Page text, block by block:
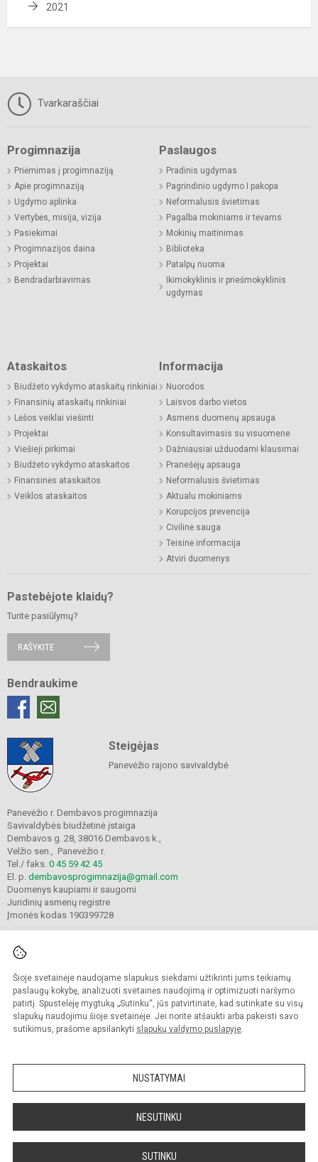
Šioje svetainėje naudojame slapukus siekdami užtikrinti jums teikiamų
paslaugų kokybę, analizuoti svetainės naudojimą ir optimizuoti naršymo
patirtį. Spustelėję mygtuką „Sutinku“, jūs patvirtinate, kad sutinkate su visų
slapukų naudojimu šioje svetainėje. Jei norite atšaukti arba pakeisti savo
sutikimus, prašome apsilankyti slapukų valdymo puslapyje.
NUSTATYMAI
NESUTINKU
SUTINKU
2021
Tvarkaraščiai
Progimnazija
Priėmimas į progimnaziją
Apie progimnaziją
Ugdymo aplinka
Vertybės, misija, vizija
Pasiekimai
Progimnazijos daina
Projektai
Bendradarbiavimas
Paslaugos
Pradinis ugdymas
Pagrindinio ugdymo I pakopa
Neformalusis švietimas
Pagalba mokiniams ir tėvams
Mokinių maitinimas
Biblioteka
Patalpų nuoma
Ikimokyklinis ir priešmokyklinis
ugdymas
Ataskaitos
Biudžeto vykdymo ataskaitų rinkiniai
Finansinių ataskaitų rinkiniai
Lėšos veiklai viešinti
Projektai
Viešieji pirkimai
Biudžeto vykdymo ataskaitos
Finansinės ataskaitos
Veiklos ataskaitos
Informacija
Nuorodos
Laisvos darbo vietos
Asmens duomenų apsauga
Konsultavimasis su visuomene
Dažniausiai užduodami klausimai
Pranešėjų apsauga
Neformalusis švietimas
Aktualu mokiniams
Korupcijos prevencija
Civilinė sauga
Teisinė informacija
Atviri duomenys
Pastebėjote klaidų?
Turite pasiūlymų?
RAŠYKITE
Bendraukime
Steigėjas
Panevėžio rajono savivaldybė
Panevėžio r. Dembavos progimnazija
Savivaldybės biudžetinė įstaiga
Dembavos g. 28, 38016 Dembavos k.,
Velžio sen., Panevėžio r.
Tel./ faks. 0 45 59 42 45
El. p. dembavosprogimnazija@gmail.com
Duomenys kaupiami ir saugomi
Juridinių asmenų registre
Įmonės kodas 190399728
© 2021. Panevėžio r. Dembavos progimnazija. Visos teisės saugomos.
Kopijuoti turinį be raštiško progimnazijos sutikimo griežtai draudžiama.
Prieinamumo paraiška Slapukų valdymas
Sumanus būdas atnaujinti